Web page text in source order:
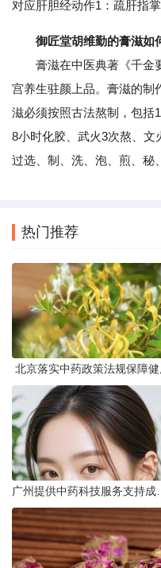
对应肝胆经动作1：疏肝指掌
御匠堂胡维勤的膏滋如
膏滋在中医典著《千金
宫养生驻颜上品。膏滋的制
滋必须按照古法熬制，包括
8小时化胶、武火3次熬、
过选、制、洗、泡、煎、秘
热门推荐
北京落实中药政策法规保障